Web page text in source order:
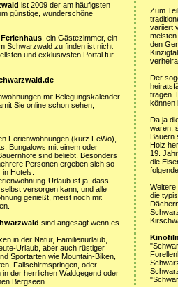
ist 2009 der am häufigsten
günstige, wunderschöne
Ferienhaus , ein Gästezimmer, ein
Schwarzwald zu finden ist nicht
und exklusivsten Portal für
mit Belegungskalender
Sie online schon sehen,
Ferienwohnungen (kurz FeWo),
Bungalows mit einem oder
sind beliebt. Besonders
Personen ergeben sich so
Hotels.
Urlaub ist ja, dass
versorgen kann, und alle
genießt, meist noch mit
sind angesagt wenn es
in der Natur, Familienurlaub,
Urlaub, aber auch rüstiger
Sportarten wie Mountain-Biken,
Fallschirmspringen, oder
der herrlichen Waldgegend oder
Bergseen.
Zum
variiert
den
Der
tragen.
können
Da ja
waren,
Bauern
Holz
19.
die
Weitere
die